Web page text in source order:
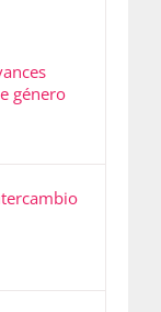
género